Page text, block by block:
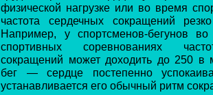
физической нагрузке или во время
частота сердечных сокращений
Например, у спортсменов-бегунов
спортивных соревнованиях
сокращений может доходить до 250 в
бег — сердце постепенно
устанавливается его обычный ритм